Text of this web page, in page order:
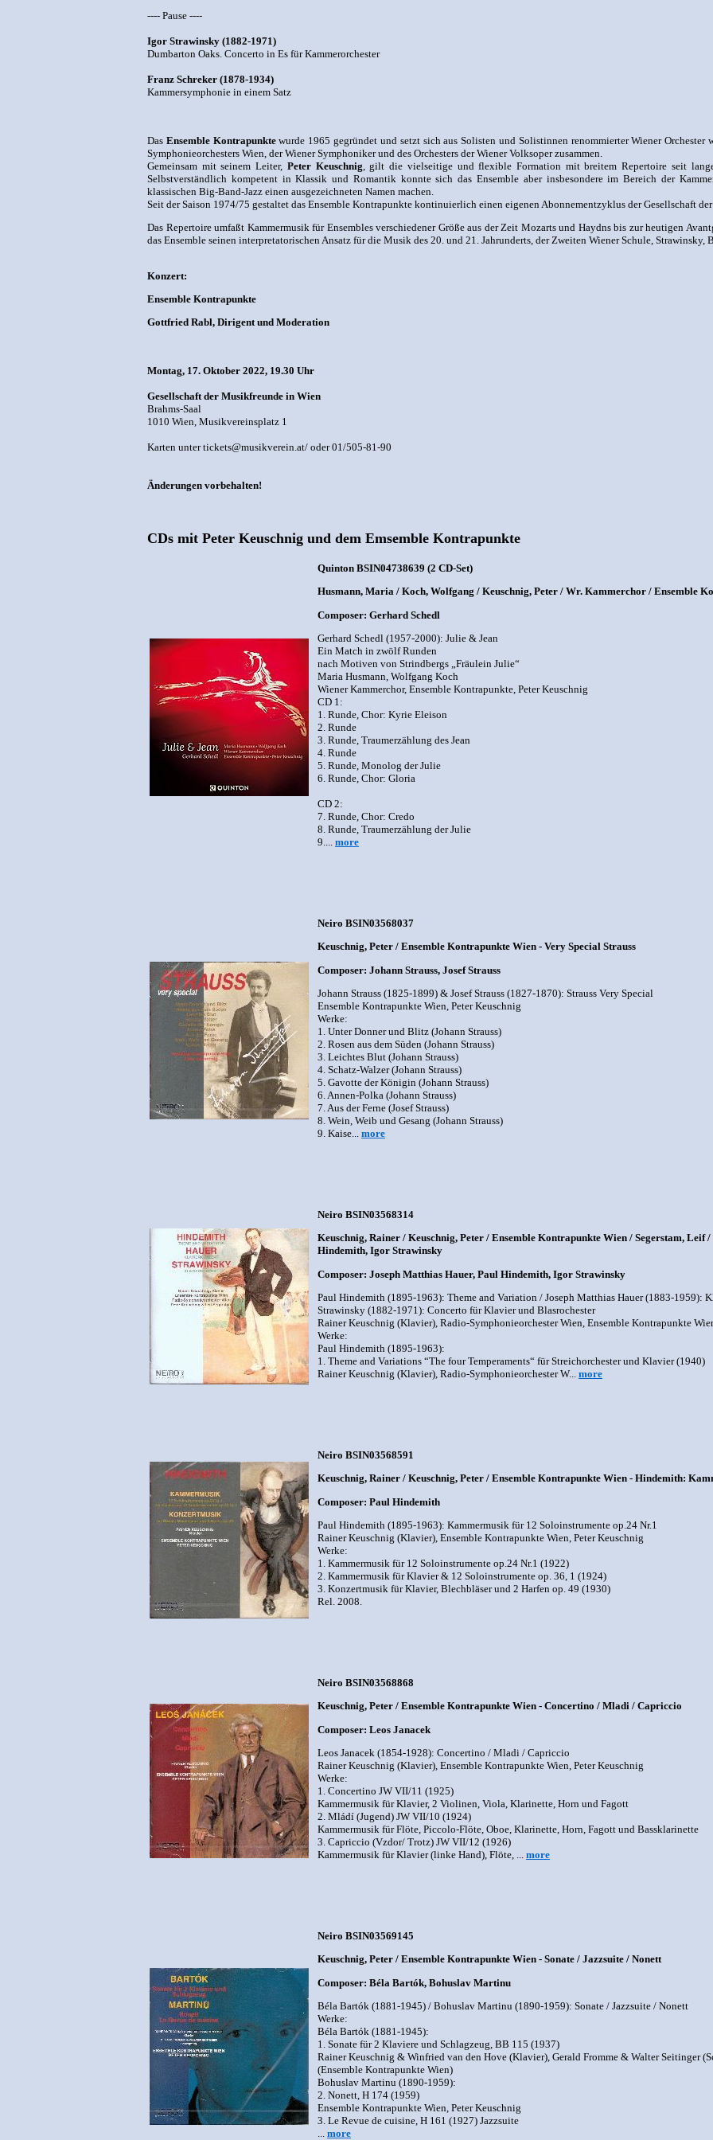
---- Pause ----
Igor Strawinsky (1882-1971)
Dumbarton Oaks. Concerto in Es für Kammerorchester
Franz Schreker (1878-1934)
Kammersymphonie in einem Satz
Das Ensemble Kontrapunktewurde 1965 gegründet und setzt sich aus Solisten und Solistinnen renommierter Wiener Orchester
Symphonieorchesters Wien, der Wiener Symphoniker und des Orchesters der Wiener Volksoper zusammen.
Gemeinsam mit seinem Leiter, Peter Keuschnig, gilt die vielseitige und flexible Formation mit breitem Repertoire seit
Selbstverständlich kompetent in Klassik und Romantik konnte sich das Ensemble aber insbesondere im Bereich der
klassischen Big-Band-Jazz einen ausgezeichneten Namen machen.
Seit der Saison 1974/75 gestaltet das Ensemble Kontrapunkte kontinuierlich einen eigenen Abonnementzyklus der Gesell­schaft
Das Repertoire umfaßt Kammermusik für Ensembles verschiedener Größe aus der Zeit Mozarts und Haydns bis zur heutigen
das Ensemble seinen interpretatorischen Ansatz für die Musik des 20. und 21. Jahrunderts, der Zweiten Wiener Schule, Strawinsky,
Konzert:
Ensemble Kontrapunkte
Gottfried Rabl, Dirigent und Moderation
Montag, 17. Oktober 2022, 19.30 Uhr
Gesellschaft der Musikfreunde in Wien
Brahms-Saal
1010 Wien, Musikvereinsplatz 1
Karten unter tickets@musikverein.at/ oder 01/505-81-90
Änderungen vorbehalten!
CDs mit Peter Keuschnig und dem Emsemble Kontrapunkte
Quinton BSIN04738639 (2 CD-Set)
Husmann, Maria / Koch, Wolfgang / Keuschnig, Peter / Wr. Kammerchor / Ensemble
Composer: Gerhard Schedl
Gerhard Schedl (1957-2000): Julie & Jean
Ein Match in zwölf Runden
nach Motiven von Strindbergs „Fräulein Julie“
Maria Husmann, Wolfgang Koch
Wiener Kammerchor, Ensemble Kontrapunkte, Peter Keuschnig
CD 1:
1. Runde, Chor: Kyrie Eleison
2. Runde
3. Runde, Traumerzählung des Jean
4. Runde
5. Runde, Monolog der Julie
6. Runde, Chor: Gloria
CD 2:
7. Runde, Chor: Credo
8. Runde, Traumerzählung der Julie
9.... more
Neiro BSIN03568037
Keuschnig, Peter / Ensemble Kontrapunkte Wien - Very Special Strauss
Composer: Johann Strauss, Josef Strauss
Johann Strauss (1825-1899) & Josef Strauss (1827-1870): Strauss Very Special
Ensemble Kontrapunkte Wien, Peter Keuschnig
Werke:
1. Unter Donner und Blitz (Johann Strauss)
2. Rosen aus dem Süden (Johann Strauss)
3. Leichtes Blut (Johann Strauss)
4. Schatz-Walzer (Johann Strauss)
5. Gavotte der Königin (Johann Strauss)
6. Annen-Polka (Johann Strauss)
7. Aus der Ferne (Josef Strauss)
8. Wein, Weib und Gesang (Johann Strauss)
9. Kaise... more
Neiro BSIN03568314
Keuschnig, Rainer / Keuschnig, Peter / Ensemble Kontrapunkte Wien / Segerstam, Leif
Hindemith, Igor Strawinsky
Composer: Joseph Matthias Hauer, Paul Hindemith, Igor Strawinsky
Paul Hindemith (1895-1963): Theme and Variation / Joseph Matthias Hauer (1883-1959):
Strawinsky (1882-1971): Concerto für Klavier und Blasrochester
Rainer Keuschnig (Klavier), Radio-Symphonieorchester Wien, Ensemble Kontrapunkte
Werke:
Paul Hindemith (1895-1963):
1. Theme and Variations “The four Temperaments“ für Streichorchester und Klavier (1940)
Rainer Keuschnig (Klavier), Radio-Symphonieorchester W... more
Neiro BSIN03568591
Keuschnig, Rainer / Keuschnig, Peter / Ensemble Kontrapunkte Wien - Hindemith:
Composer: Paul Hindemith
Paul Hindemith (1895-1963): Kammermusik für 12 Soloinstrumente op.24 Nr.1
Rainer Keuschnig (Klavier), Ensemble Kontrapunkte Wien, Peter Keuschnig
Werke:
1. Kammermusik für 12 Soloinstrumente op.24 Nr.1 (1922)
2. Kammermusik für Klavier & 12 Soloinstrumente op. 36, 1 (1924)
3. Konzertmusik für Klavier, Blechbläser und 2 Harfen op. 49 (1930)
Rel. 2008.
Neiro BSIN03568868
Keuschnig, Peter / Ensemble Kontrapunkte Wien - Concertino / Mladi / Capriccio
Composer: Leos Janacek
Leos Janacek (1854-1928): Concertino / Mladi / Capriccio
Rainer Keuschnig (Klavier), Ensemble Kontrapunkte Wien, Peter Keuschnig
Werke:
1. Concertino JW VII/11 (1925)
Kammermusik für Klavier, 2 Violinen, Viola, Klarinette, Horn und Fagott
2. Mládí (Jugend) JW VII/10 (1924)
Kammermusik für Flöte, Piccolo-Flöte, Oboe, Klarinette, Horn, Fagott und Bassklarinette
3. Capriccio (Vzdor/ Trotz) JW VII/12 (1926)
Kammermusik für Klavier (linke Hand), Flöte, ... more
Neiro BSIN03569145
Keuschnig, Peter / Ensemble Kontrapunkte Wien - Sonate / Jazzsuite / Nonett
Composer: Béla Bartók, Bohuslav Martinu
Béla Bartók (1881-1945) / Bohuslav Martinu (1890-1959): Sonate / Jazzsuite / Nonett
Werke:
Béla Bartók (1881-1945):
1. Sonate für 2 Klaviere und Schlagzeug, BB 115 (1937)
Rainer Keuschnig & Winfried van den Hove (Klavier), Gerald Fromme & Walter Seitinger
(Ensemble Kontrapunkte Wien)
Bohuslav Martinu (1890-1959):
2. Nonett, H 174 (1959)
Ensemble Kontrapunkte Wien, Peter Keuschnig
3. Le Revue de cuisine, H 161 (1927) Jazzsuite
more